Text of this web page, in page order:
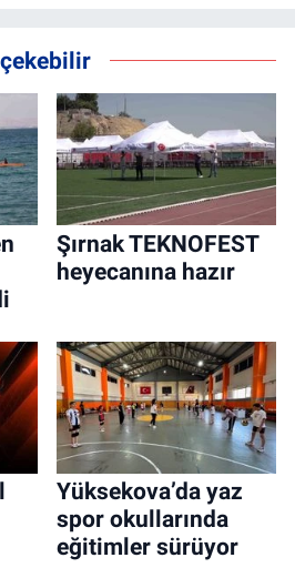
Şırnak TEKNOFEST
heyecanına hazır
Yüksekova’da yaz
spor okullarında
eğitimler sürüyor